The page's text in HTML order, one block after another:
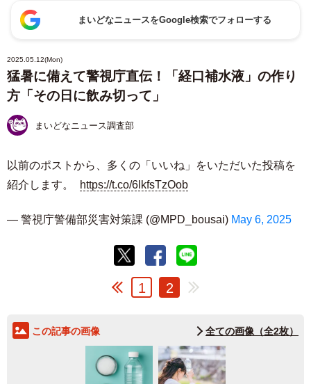
まいどなニュースをGoogle検索でフォローする
2025.05.12(Mon)
猛暑に備えて警視庁直伝！「経口補水液」の作り
方「その日に飲み切って」
まいどなニュース調査部
以前のポストから、多くの「いいね」をいただいた投稿を
紹介します。
https://t.co/6lkfsTzOob
— 警視庁警備部災害対策課 (@MPD_bousai) May 6, 2025
1 2
この記事の画像 全ての画像（全2枚）